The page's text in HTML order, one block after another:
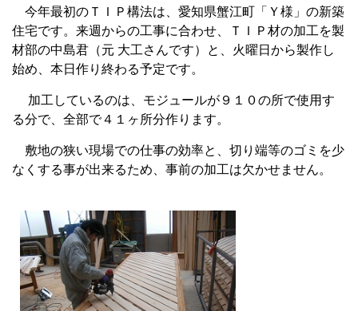
今年最初のＴＩＰ構法は、愛知県蟹江町「Ｙ様」の新築
住宅です。来週からの工事に合わせ、ＴＩＰ材の加工を製
材部の中島君（元 大工さんです）と、火曜日から製作し
始め、本日作り終わる予定です。
加工しているのは、モジュールが９１０の所で使用す
る分で、全部で４１ヶ所分作ります。
敷地の狭い現場での仕事の効率と、切り端等のゴミを少
なくする事が出来るため、事前の加工は欠かせません。